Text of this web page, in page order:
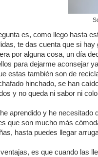
es, como llego hasta
te das cuenta que si
por alguna cosa, un día
para dejarme aconsejar
estas también son de
hinchado, se han
y no queda ni sabor ni
aprendido y he necesitado
que son mucho más
hasta puedes llegar
es que cuando las